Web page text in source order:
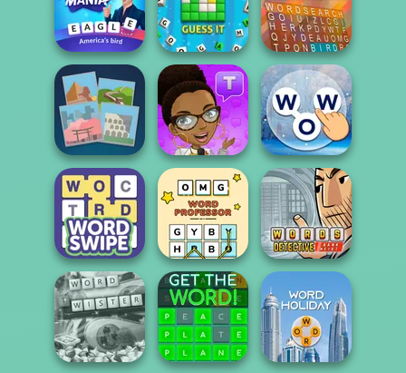
Phrasle Master Word Haven Bubble Letters
Word Mania Guess It Word Bird
4 Pix Word Quiz Text Talk
Words of
Wonders
Word Swipe
OMG Word
Professor
Words Detective
Bank Heist